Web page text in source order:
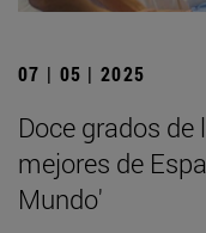
07 | 05 | 2025
Doce grados de
mejores de
Mundo'